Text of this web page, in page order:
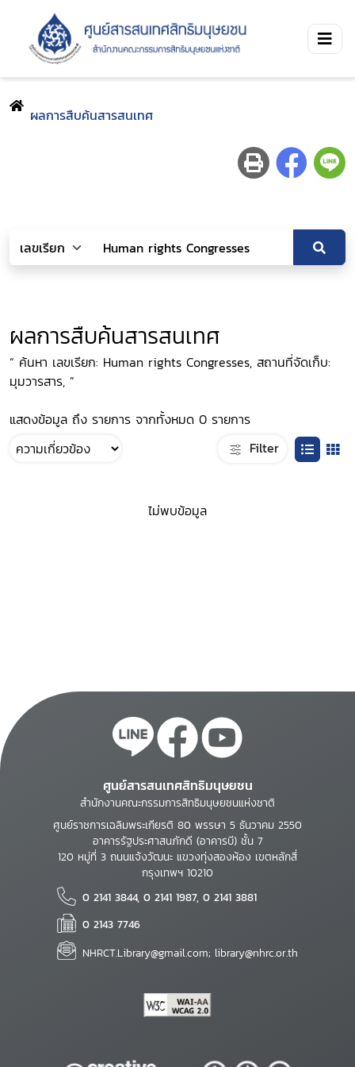
ผลการสืบค้นสารสนเทศ
ผลการสืบค้นสารสนเทศ
“ ค้นหา เลขเรียก: Human rights Congresses, สถานที่จัดเก็บ:
มุมวารสาร, ”
แสดงข้อมูล ถึง รายการ จากทั้งหมด 0 รายการ
Filter
ไม่พบข้อมูล
ศูนย์สารสนเทศสิทธิมนุษยชน
สำนักงานคณะกรรมการสิทธิมนุษยชนแห่งชาติ
ศูนย์ราชการเฉลิมพระเกียรติ 80 พรรษา 5 ธันวาคม 2550
อาคารรัฐประศาสนภักดี (อาคารบี) ชั้น 7
120 หมู่ที่ 3 ถนนแจ้งวัฒนะ แขวงทุ่งสองห้อง เขตหลักสี่
กรุงเทพฯ 10210
0 2141 3844, 0 2141 1987, 0 2141 3881
0 2143 7746
NHRCT.Library@gmail.com; library@nhrc.or.th